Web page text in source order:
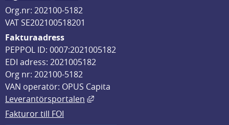
Org.nr: 202100-5182
VAT SE202100518201
Fakturaadress
PEPPOL ID: 0007:2021005182
EDI adress: 2021005182
Org nr: 202100-5182
VAN operatör: OPUS Capita
Leverantörsportalen
Länk till annan webbplats, öppnas
Fakturor till FOI